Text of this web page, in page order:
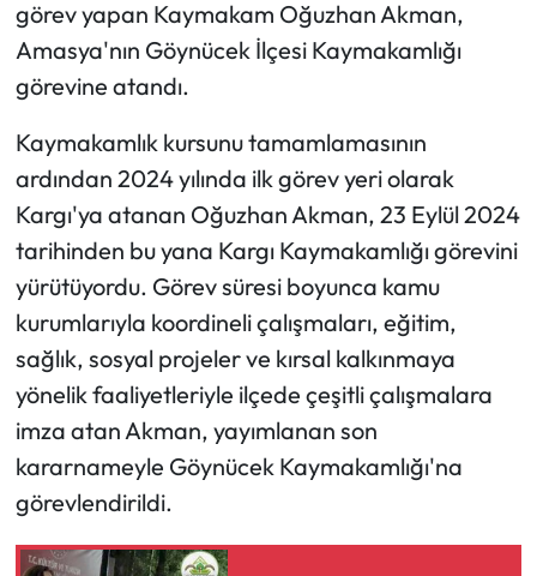
görev yapan Kaymakam Oğuzhan Akman,
Amasya'nın Göynücek İlçesi Kaymakamlığı
görevine atandı.
Kaymakamlık kursunu tamamlamasının
ardından 2024 yılında ilk görev yeri olarak
Kargı'ya atanan Oğuzhan Akman, 23 Eylül 2024
tarihinden bu yana Kargı Kaymakamlığı görevini
yürütüyordu. Görev süresi boyunca kamu
kurumlarıyla koordineli çalışmaları, eğitim,
sağlık, sosyal projeler ve kırsal kalkınmaya
yönelik faaliyetleriyle ilçede çeşitli çalışmalara
imza atan Akman, yayımlanan son
kararnameyle Göynücek Kaymakamlığı'na
görevlendirildi.
Oğuzlar Haberleri
Ortaköy Haberleri
Otomotiv
Resmi İlan
Resmi Reklam
Sağlık
Siyaset